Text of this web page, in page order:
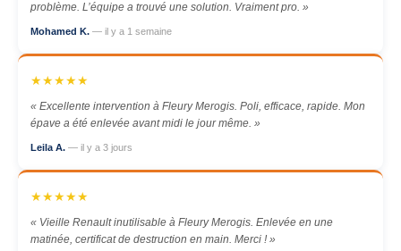
problème. L’équipe a trouvé une solution. Vraiment pro. »
Mohamed K. — il y a 1 semaine
★★★★★
« Excellente intervention à Fleury Merogis. Poli, efficace, rapide. Mon
épave a été enlevée avant midi le jour même. »
Leila A. — il y a 3 jours
★★★★★
« Vieille Renault inutilisable à Fleury Merogis. Enlevée en une
matinée, certificat de destruction en main. Merci ! »